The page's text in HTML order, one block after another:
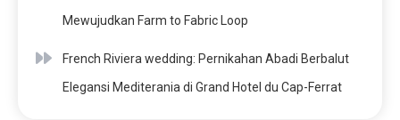
Mewujudkan Farm to Fabric Loop
French Riviera wedding: Pernikahan Abadi Berbalut
Elegansi Mediterania di Grand Hotel du Cap-Ferrat